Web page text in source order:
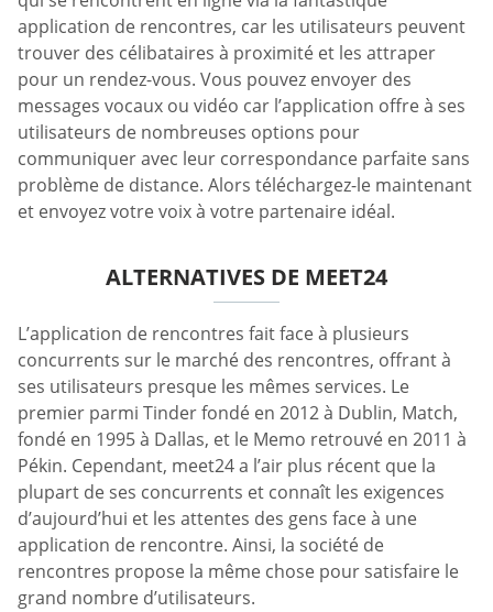
application de rencontres, car les utilisateurs peuvent
trouver des célibataires à proximité et les attraper
pour un rendez-vous. Vous pouvez envoyer des
messages vocaux ou vidéo car l’application offre à ses
utilisateurs de nombreuses options pour
communiquer avec leur correspondance parfaite sans
problème de distance. Alors téléchargez-le maintenant
et envoyez votre voix à votre partenaire idéal.
ALTERNATIVES DE MEET24
L’application de rencontres fait face à plusieurs
concurrents sur le marché des rencontres, offrant à
ses utilisateurs presque les mêmes services. Le
premier parmi Tinder fondé en 2012 à Dublin, Match,
fondé en 1995 à Dallas, et le Memo retrouvé en 2011 à
Pékin. Cependant, meet24 a l’air plus récent que la
plupart de ses concurrents et connaît les exigences
d’aujourd’hui et les attentes des gens face à une
application de rencontre. Ainsi, la société de
rencontres propose la même chose pour satisfaire le
grand nombre d’utilisateurs.